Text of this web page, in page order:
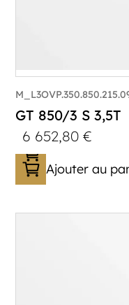
GT 850/3 S 3,5T
6 652,80€
Ajouter au